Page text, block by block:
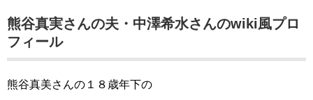
熊谷真実さんの夫・中澤希水さんのwiki風プロ
フィール
熊谷真美さんの１８歳年下の